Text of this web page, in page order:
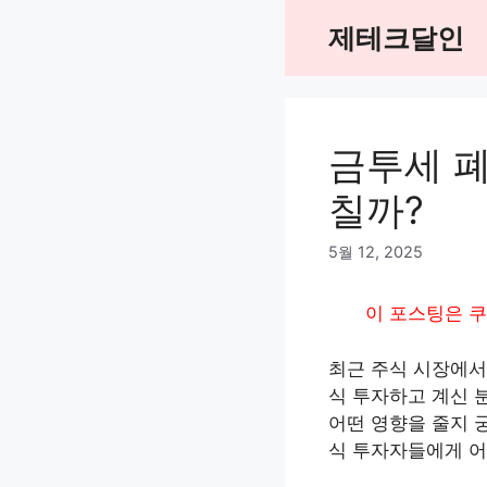
제테크달인
금투세
칠까?
5월 12, 2025
이 포스팅은
최근 주식 시장에
식 투자하고 계신
어떤 영향을 줄지
식 투자자들에게